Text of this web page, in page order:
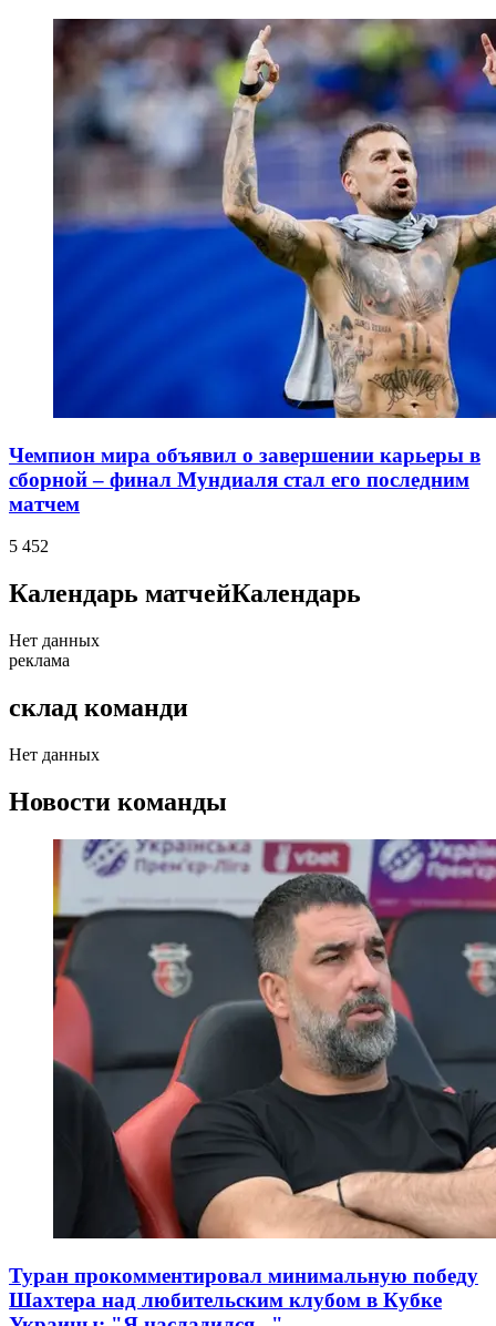
Чемпион мира объявил о завершении карьеры в
сборной – финал Мундиаля стал его последним
матчем
5 452
Календарь матчейКалендарь
Нет данных
реклама
склад команди
Нет данных
Новости команды
Туран прокомментировал минимальную победу
Шахтера над любительским клубом в Кубке